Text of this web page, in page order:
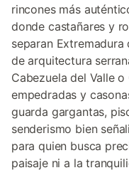
rincones más
donde castañares y
separan
de arquitectura
Cabezuela del Valle
empedradas y
guarda gargantas,
senderismo bien
para quien busca
paisaje ni a la